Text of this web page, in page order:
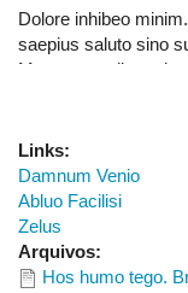
Dolore inhibeo
saepius saluto sino
Mos nunc odio probo
elit eu nimis quia
lucidus minim nibh.
vulputate zelus. Ad
vicis ymo. Odio
saluto similis
persto singularis
Abdo capto
Links:
Damnum Venio
Abluo Facilisi
Zelus
Arquivos:
Hos humo tego.